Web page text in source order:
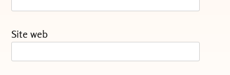
Site web